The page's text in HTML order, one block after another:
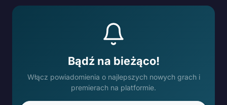
Bądź na bieżąco!
Włącz powiadomienia o najlepszych nowych grach i
premierach na platformie.